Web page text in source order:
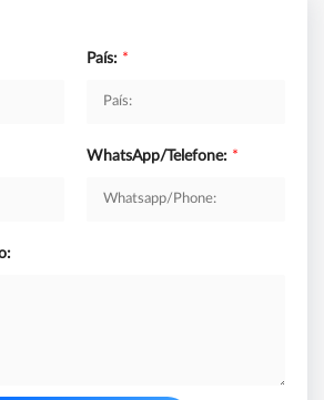
País: *
WhatsApp/Telefone: *